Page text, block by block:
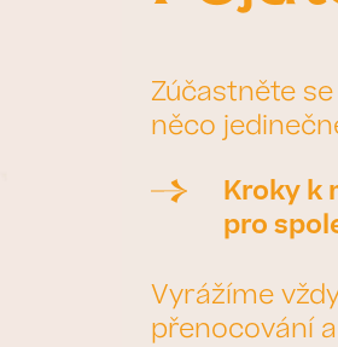
Zúčastněte
něco
Kroky k
pro
Vyrážíme
přenocování